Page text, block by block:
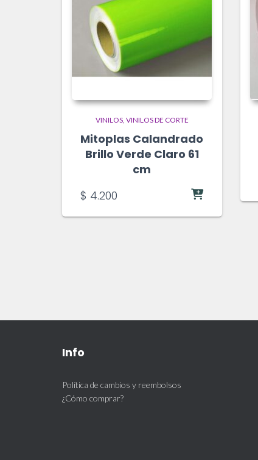
VINILOS VINILOS DE CORTE
Mitoplas Calandrado
Brillo Verde Claro 61
cm
$ 4.200
Info
Política de cambios y reembolsos
¿Cómo comprar?